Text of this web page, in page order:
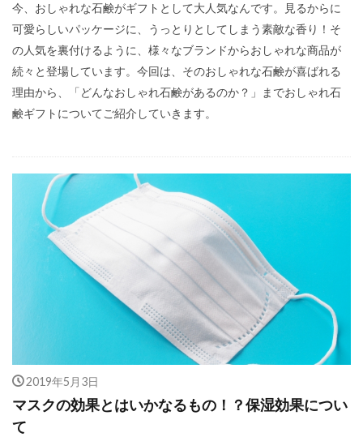
今、おしゃれな石鹸がギフトとして大人気なんです。見るからに
可愛らしいパッケージに、うっとりとしてしまう素敵な香り！そ
の人気を裏付けるように、様々なブランドからおしゃれな商品が
続々と登場しています。今回は、そのおしゃれな石鹸が喜ばれる
理由から、「どんなおしゃれ石鹸があるのか？」までおしゃれ石
鹸ギフトについてご紹介していきます。
2019年5月3日
マスクの効果とはいかなるもの！？保湿効果につい
て